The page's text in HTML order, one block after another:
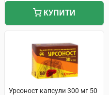
КУПИТИ
Урсоност капсули 300 мг 50